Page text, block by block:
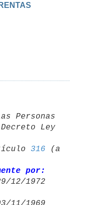
Personas
Decreto Ley
316 (a
por: